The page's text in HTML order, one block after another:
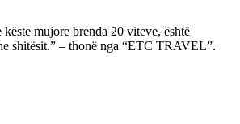
mujore brenda 20 viteve, është
shitësit.” – thonë nga “ETC TRAVEL”.